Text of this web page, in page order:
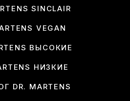
SINCLAIR
VEGAN
ВЫСОКИЕ
НИЗКИЕ
DR. MARTENS